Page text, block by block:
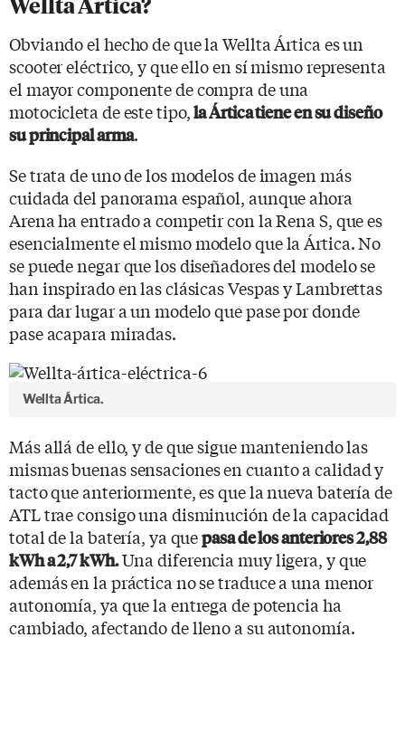
Wellta Ártica?
Obviando el hecho de que la Wellta Ártica es un
scooter eléctrico, y que ello en sí mismo representa
el mayor componente de compra de una
motocicleta de este tipo,la Ártica tiene en su diseño
su principal arma.
Se trata de uno de los modelos de imagen más
cuidada del panorama español, aunque ahora
Arena ha entrado a competir con la Rena S, que es
esencialmente el mismo modelo que la Ártica. No
se puede negar que los diseñadores del modelo se
han inspirado en las clásicas Vespas y Lambrettas
para dar lugar a un modelo que pase por donde
pase acapara miradas.
Wellta Ártica.
Más allá de ello, y de que sigue manteniendo las
mismas buenas sensaciones en cuanto a calidad y
tacto que anteriormente, es que la nueva batería de
ATL trae consigo una disminución de la capacidad
total de la batería, ya quepasa de los anteriores 2,88
kWh a 2,7 kWh.Una diferencia muy ligera, y que
además en la práctica no se traduce a una menor
autonomía, ya que la entrega de potencia ha
cambiado, afectando de lleno a su autonomía.